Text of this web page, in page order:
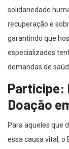
solidariedade
recuperação e
garantindo que
especializados
demandas de
Participe:
Doação
Para aqueles que
essa causa vital, o